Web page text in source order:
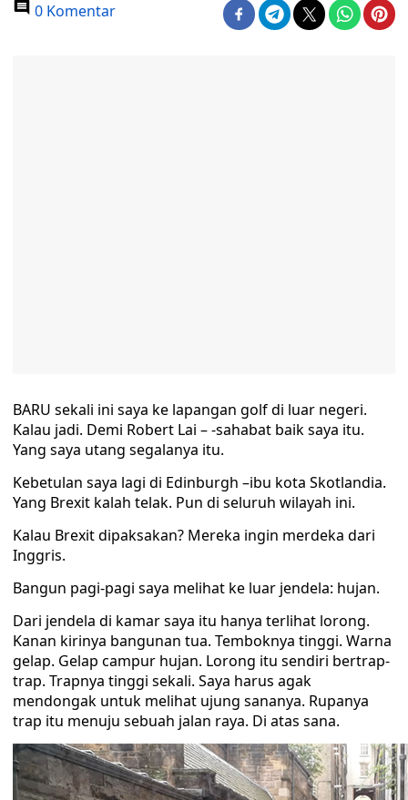
0 Komentar
BARU sekali ini saya ke lapangan golf di luar negeri.
Kalau jadi. Demi Robert Lai – -sahabat baik saya itu.
Yang saya utang segalanya itu.
Kebetulan saya lagi di Edinburgh –ibu kota Skotlandia.
Yang Brexit kalah telak. Pun di seluruh wilayah ini.
Kalau Brexit dipaksakan? Mereka ingin merdeka dari
Inggris.
Bangun pagi-pagi saya melihat ke luar jendela: hujan.
Dari jendela di kamar saya itu hanya terlihat lorong.
Kanan kirinya bangunan tua. Temboknya tinggi. Warna
gelap. Gelap campur hujan. Lorong itu sendiri bertrap-
trap. Trapnya tinggi sekali. Saya harus agak
mendongak untuk melihat ujung sananya. Rupanya
trap itu menuju sebuah jalan raya. Di atas sana.